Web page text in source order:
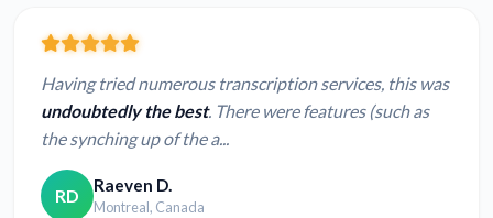
Having tried numerous transcription services, this was
undoubtedly the best. There were features (such as
the synching up of the a...
RD Raeven D.
Montreal, Canada